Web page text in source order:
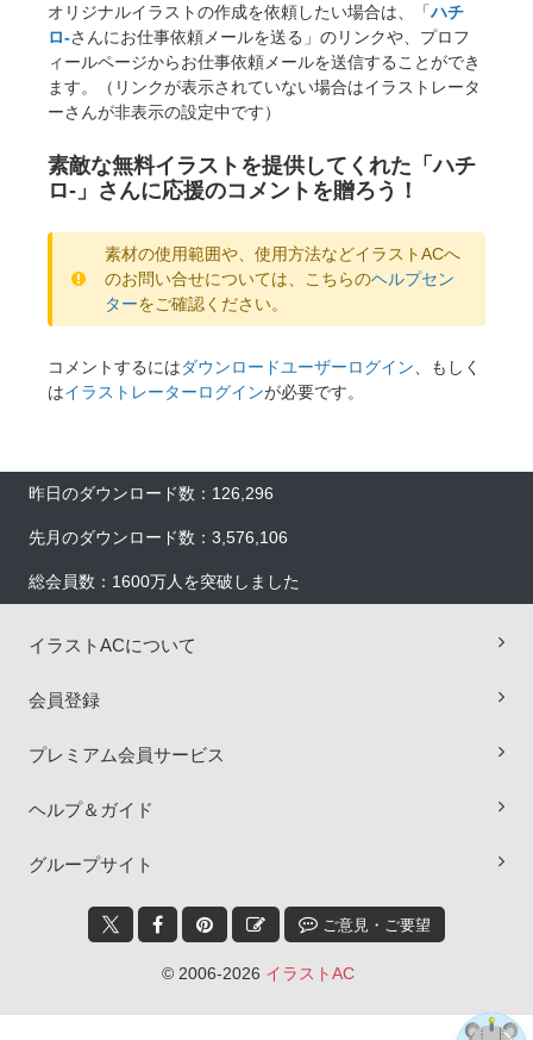
オリジナルイラストの作成を依頼したい場合は、「ハチ
ロ-さんにお仕事依頼メールを送る」のリンクや、プロフ
ィールページからお仕事依頼メールを送信することができ
ます。（リンクが表示されていない場合はイラストレータ
ーさんが非表示の設定中です）
素敵な無料イラストを提供してくれた「ハチ
ロ-」さんに応援のコメントを贈ろう！
素材の使用範囲や、使用方法などイラストACへ
のお問い合せについては、こちらのヘルプセン
ターをご確認ください。
コメントするにはダウンロードユーザーログイン 、もしく
はイラストレーターログインが必要です。
昨日のダウンロード数：126,296
先月のダウンロード数：3,576,106
総会員数：1600万人を突破しました
イラストACについて
会員登録
プレミアム会員サービス
ヘルプ＆ガイド
グループサイト
ご意見・ご要望
© 2006-2026 イラストAC